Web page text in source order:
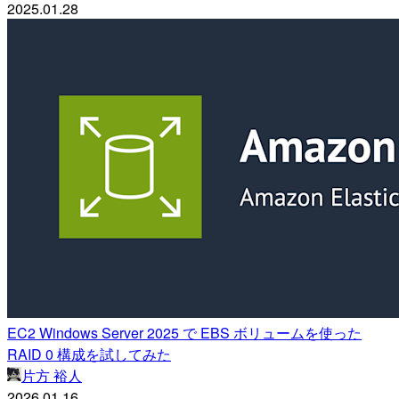
2025.01.28
EC2 Windows Server 2025 で EBS ボリュームを使った
RAID 0 構成を試してみた
片方 裕人